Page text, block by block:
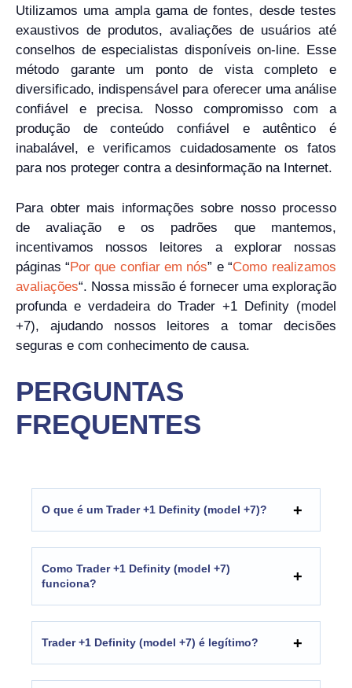
Utilizamos uma ampla gama de fontes, desde testes
exaustivos de produtos, avaliações de usuários até
conselhos de especialistas disponíveis on-line. Esse
método garante um ponto de vista completo e
diversificado, indispensável para oferecer uma análise
confiável e precisa. Nosso compromisso com a
produção de conteúdo confiável e autêntico é
inabalável, e verificamos cuidadosamente os fatos
para nos proteger contra a desinformação na Internet.
Para obter mais informações sobre nosso processo
de avaliação e os padrões que mantemos,
incentivamos nossos leitores a explorar nossas
páginas “Por que confiar em nós” e “Como realizamos
avaliações“. Nossa missão é fornecer uma exploração
profunda e verdadeira do Trader +1 Definity (model
+7), ajudando nossos leitores a tomar decisões
seguras e com conhecimento de causa.
PERGUNTAS
FREQUENTES
O que é um Trader +1 Definity (model +7)?
Como Trader +1 Definity (model +7)
funciona?
Trader +1 Definity (model +7) é legítimo?